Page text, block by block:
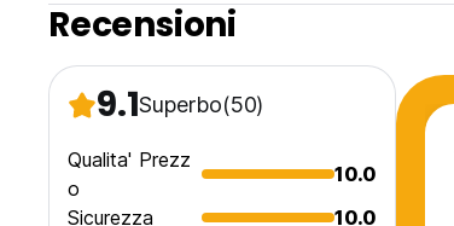
Recensioni
9.1Superbo(50)
Qualita' Prezz
o
10.0
Sicurezza
10.0